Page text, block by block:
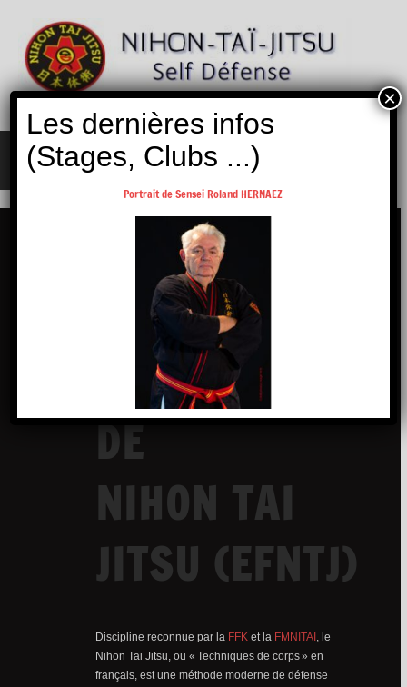
contenu
Jitsu
Défense
MENU
日本体術 · Nihon Tai Jitsu – Self défense
ECOLE
FRANÇAISE
DE
NIHON TAI
JITSU (EFNTJ)
Discipline reconnue par la FFKet la FMNITAI , le
Nihon Tai Jitsu, ou « Techniques de corps » en
français, est une méthode moderne de défense
Les dernières infos
(Stages, Clubs ...)
Portrait de Sensei Roland HERNAEZ
×